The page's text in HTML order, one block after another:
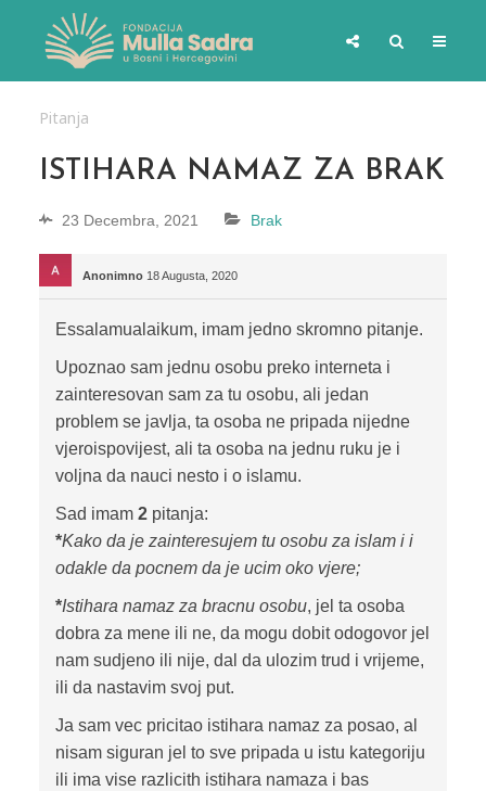
Pitanja
ISTIHARA NAMAZ ZA BRAK
23 Decembra, 2021 Brak
Anonimno 18 Augusta, 2020
Essalamualaikum, imam jedno skromno pitanje.
Upoznao sam jednu osobu preko interneta i
zainteresovan sam za tu osobu, ali jedan
problem se javlja, ta osoba ne pripada nijedne
vjeroispovijest, ali ta osoba na jednu ruku je i
voljna da nauci nesto i o islamu.
Sad imam 2pitanja:
*Kako da je zainteresujem tu osobu za islam i i
odakle da pocnem da je ucim oko vjere;
*Istihara namaz za bracnu osobu, jel ta osoba
dobra za mene ili ne, da mogu dobit odogovor jel
nam sudjeno ili nije, dal da ulozim trud i vrijeme,
ili da nastavim svoj put.
Ja sam vec pricitao istihara namaz za posao, al
nisam siguran jel to sve pripada u istu kategoriju
ili ima vise razlicith istihara namaza i bas